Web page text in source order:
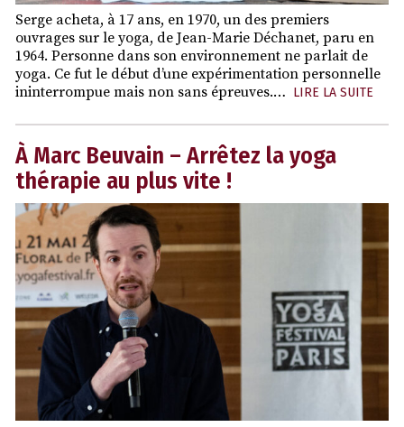
Serge acheta, à 17 ans, en 1970, un des premiers
ouvrages sur le yoga, de Jean-Marie Déchanet, paru en
1964. Personne dans son environnement ne parlait de
yoga. Ce fut le début d’une expérimentation personnelle
ininterrompue mais non sans épreuves.… LIRE LA SUITE
À Marc Beuvain – Arrêtez la yoga
thérapie au plus vite !